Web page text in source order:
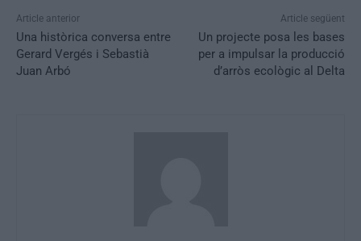
Article anterior
Una històrica conversa entre
Gerard Vergés i Sebastià
Juan Arbó
Article següent
Un projecte posa les bases
per a impulsar la producció
d’arròs ecològic al Delta